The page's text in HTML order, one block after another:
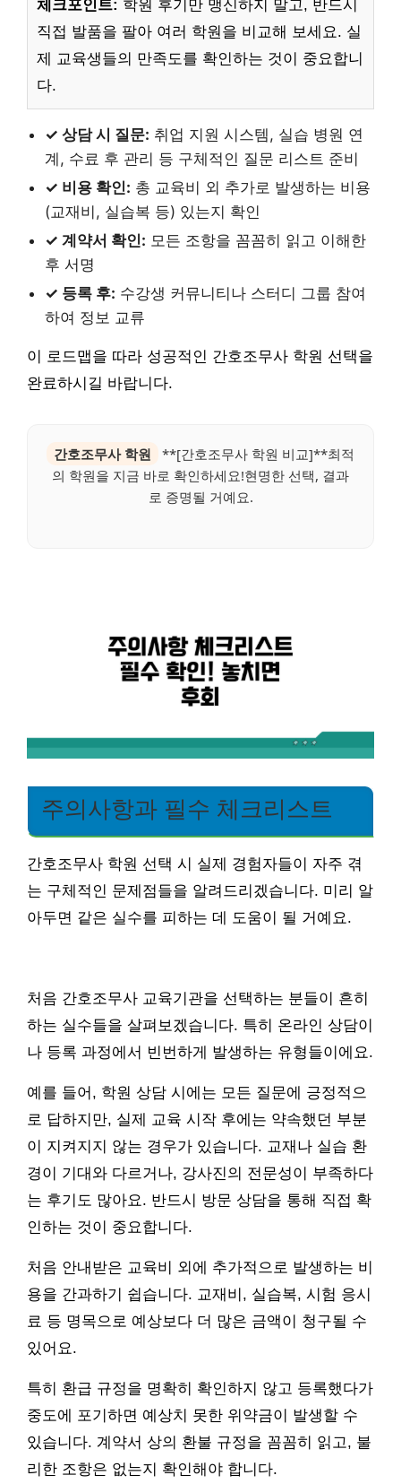
체크포인트: 학원 후기만 맹신하지 말고, 반드시
직접 발품을 팔아 여러 학원을 비교해 보세요. 실
제 교육생들의 만족도를 확인하는 것이 중요합니
다.
✓ 상담 시 질문: 취업 지원 시스템, 실습 병원 연
계, 수료 후 관리 등 구체적인 질문 리스트 준비
✓ 비용 확인: 총 교육비 외 추가로 발생하는 비용
(교재비, 실습복 등) 있는지 확인
✓ 계약서 확인: 모든 조항을 꼼꼼히 읽고 이해한
후 서명
✓ 등록 후: 수강생 커뮤니티나 스터디 그룹 참여
하여 정보 교류
이 로드맵을 따라 성공적인 간호조무사 학원 선택을
완료하시길 바랍니다.
간호조무사 학원
**[간호조무사 학원 비교]**최적
의 학원을 지금 바로 확인하세요!현명한 선택, 결과
로 증명될 거예요.
주의사항과 필수 체크리스트
간호조무사 학원 선택 시 실제 경험자들이 자주 겪
는 구체적인 문제점들을 알려드리겠습니다. 미리 알
아두면 같은 실수를 피하는 데 도움이 될 거예요.
처음 간호조무사 교육기관을 선택하는 분들이 흔히
하는 실수들을 살펴보겠습니다. 특히 온라인 상담이
나 등록 과정에서 빈번하게 발생하는 유형들이에요.
예를 들어, 학원 상담 시에는 모든 질문에 긍정적으
로 답하지만, 실제 교육 시작 후에는 약속했던 부분
이 지켜지지 않는 경우가 있습니다. 교재나 실습 환
경이 기대와 다르거나, 강사진의 전문성이 부족하다
는 후기도 많아요. 반드시 방문 상담을 통해 직접 확
인하는 것이 중요합니다.
처음 안내받은 교육비 외에 추가적으로 발생하는 비
용을 간과하기 쉽습니다. 교재비, 실습복, 시험 응시
료 등 명목으로 예상보다 더 많은 금액이 청구될 수
있어요.
특히 환급 규정을 명확히 확인하지 않고 등록했다가
중도에 포기하면 예상치 못한 위약금이 발생할 수
있습니다. 계약서 상의 환불 규정을 꼼꼼히 읽고, 불
리한 조항은 없는지 확인해야 합니다.